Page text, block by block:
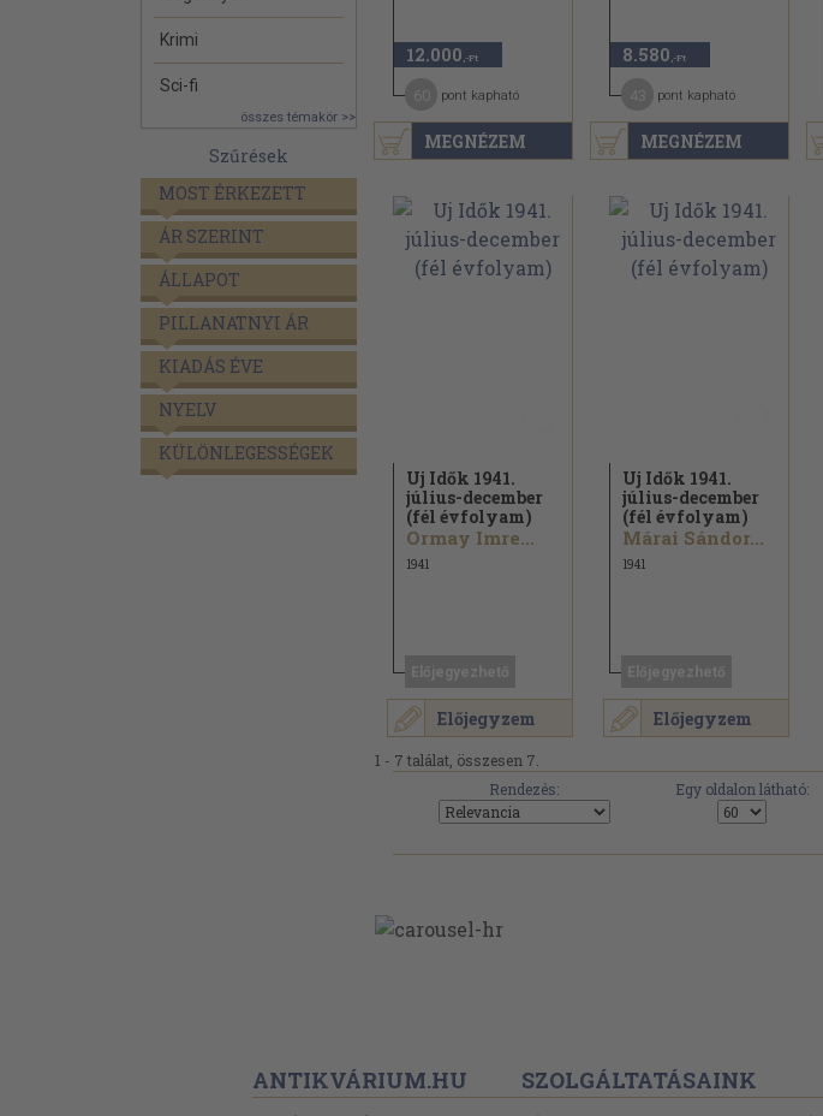
Krimi
Sci-fi
összes témakör >>
Szűrések
MOST ÉRKEZETT
ÁR SZERINT
ÁLLAPOT
PILLANATNYI ÁR
KIADÁS ÉVE
NYELV
KÜLÖNLEGESSÉGEK
MEGNÉZEM
12.000 ,-Ft
pont kapható
MEGNÉZEM
8.580 ,-Ft
pont kapható
Előjegyzem
Uj Idők 1941.
július-december
(fél évfolyam)
Ormay Imre...
1941
Előjegyzem
Uj Idők 1941.
július-december
(fél évfolyam)
Márai Sándor...
1941
1 - 7 találat, összesen 7.
Rendezés:
Egy oldalon látható:
ANTIKVÁRIUM.HU SZOLGÁLTATÁSAINK